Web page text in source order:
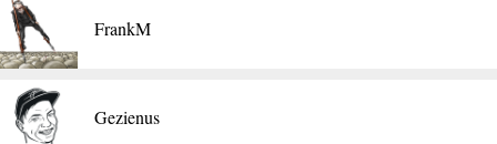
FrankM
Gezienus